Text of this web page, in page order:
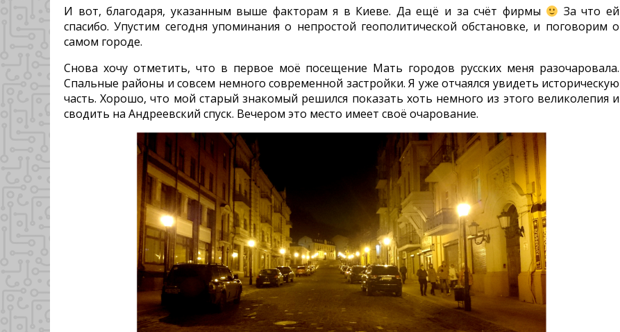
И вот, благодаря, указанным выше факторам я в Киеве. Да ещё и за счёт фирмы
За что ей
спасибо. Упустим сегодня упоминания о непростой геополитической обстановке, и поговорим о
самом городе.
Снова хочу отметить, что в первое моё посещение Мать городов русских меня разочаровала.
Спальные районы и совсем немного современной застройки. Я уже отчаялся увидеть историческую
часть. Хорошо, что мой старый знакомый решился показать хоть немного из этого великолепия и
сводить на Андреевский спуск. Вечером это место имеет своё очарование.